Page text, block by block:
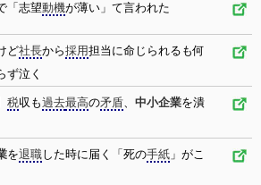
「志望動機が薄い」て言われた
ど社長から採用担当に命じられるも何
ず泣く
税収も過去最高の矛盾、 中小企業を潰
を退職した時に届く「死の手紙 」がこ